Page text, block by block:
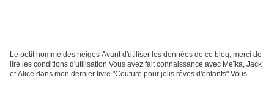
Le petit homme des neiges Avant d'utiliser les données de ce blog, merci de
lire les conditions d'utilisation Vous avez fait connaissance avec Meïka, Jack
et Alice dans mon dernier livre "Couture pour jolis rêves d'enfants".Vous